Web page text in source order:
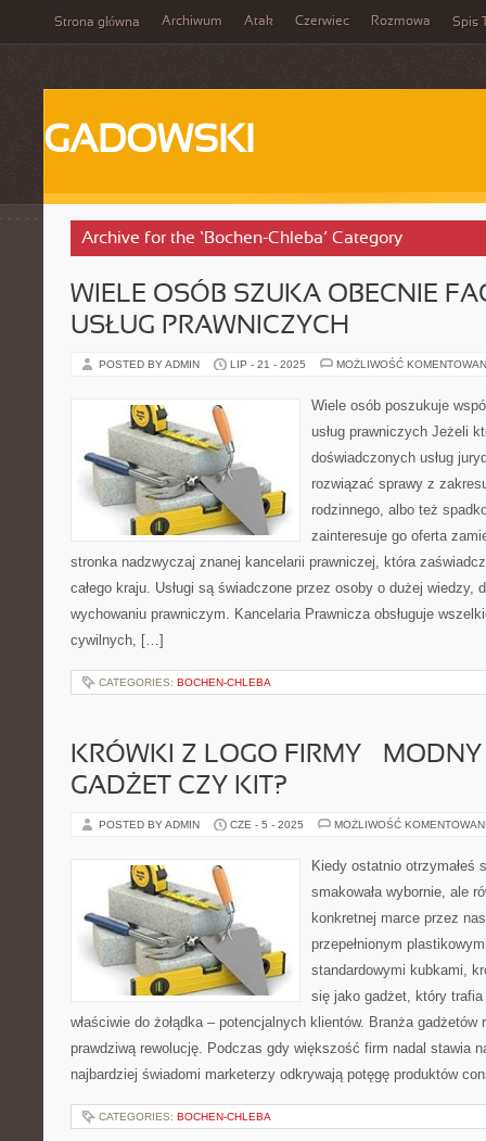
Strona główna Archiwum Atak Czerwiec Rozmowa Spis
GADOWSKI
Archive for the ‘Bochen-Chleba’ Category
WIELE OSÓB SZUKA OBECNIE
USŁUG PRAWNICZYCH
POSTED BY ADMIN LIP - 21 - 2025 MOŻLIWOŚĆ
Wiele osób poszukuje
usług prawniczych Jeżeli
doświadczonych usług
rozwiązać sprawy z
rodzinnego, albo też
zainteresuje go oferta
stronka nadzwyczaj znanej kancelarii prawniczej, która
całego kraju. Usługi są świadczone przez osoby o dużej wiedzy,
wychowaniu prawniczym. Kancelaria Prawnicza obsługuje
cywilnych, […]
CATEGORIES: BOCHEN-CHLEBA
KRÓWKI Z LOGO FIRMY –
GADŻET CZY KIT?
POSTED BY ADMIN CZE - 5 - 2025 MOŻLIWOŚĆ
Kiedy ostatnio otrzymałeś
smakowała wybornie, ale
konkretnej marce przez
przepełnionym
standardowymi kubkami,
się jako gadżet, który
właściwie do żołądka – potencjalnych klientów. Branża
prawdziwą rewolucję. Podczas gdy większość firm nadal stawia
najbardziej świadomi marketerzy odkrywają potęgę produktów
CATEGORIES: BOCHEN-CHLEBA